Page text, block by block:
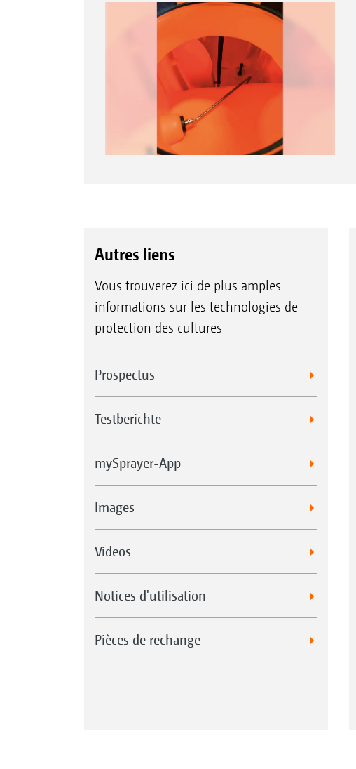
Autres liens
Vous trouverez ici de plus amples
informations sur les technologies de
protection des cultures
Prospectus
Testberichte
mySprayer-App
Images
Videos
Notices d'utilisation
Pièces de rechange